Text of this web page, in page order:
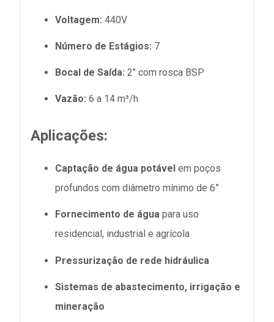
Voltagem: 440V
Número de Estágios: 7
Bocal de Saída: 2" com rosca BSP
Vazão: 6 a 14 m³/h
Aplicações:
Captação de água potável em poços
profundos com diâmetro mínimo de 6”
Fornecimento de água para uso
residencial, industrial e agrícola
Pressurização de rede hidráulica
Sistemas de abastecimento, irrigação e
mineração